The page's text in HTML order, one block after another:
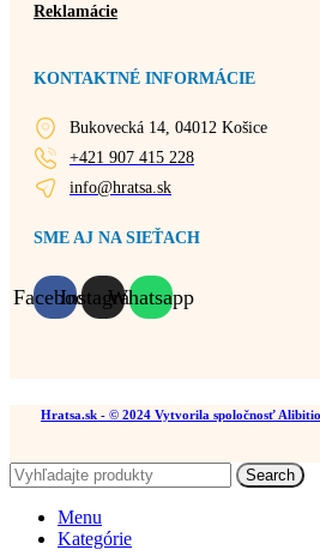
Reklamácie
KONTAKTNÉ INFORMÁCIE
Bukovecká 14, 04012 Košice
+421 907 415 228
info@hratsa.sk
SME AJ NA SIEŤACH
FacebookInstagramWhatsapp
Hratsa.sk - © 2024 Vytvorila spoločnosť
Search
Menu
Kategórie